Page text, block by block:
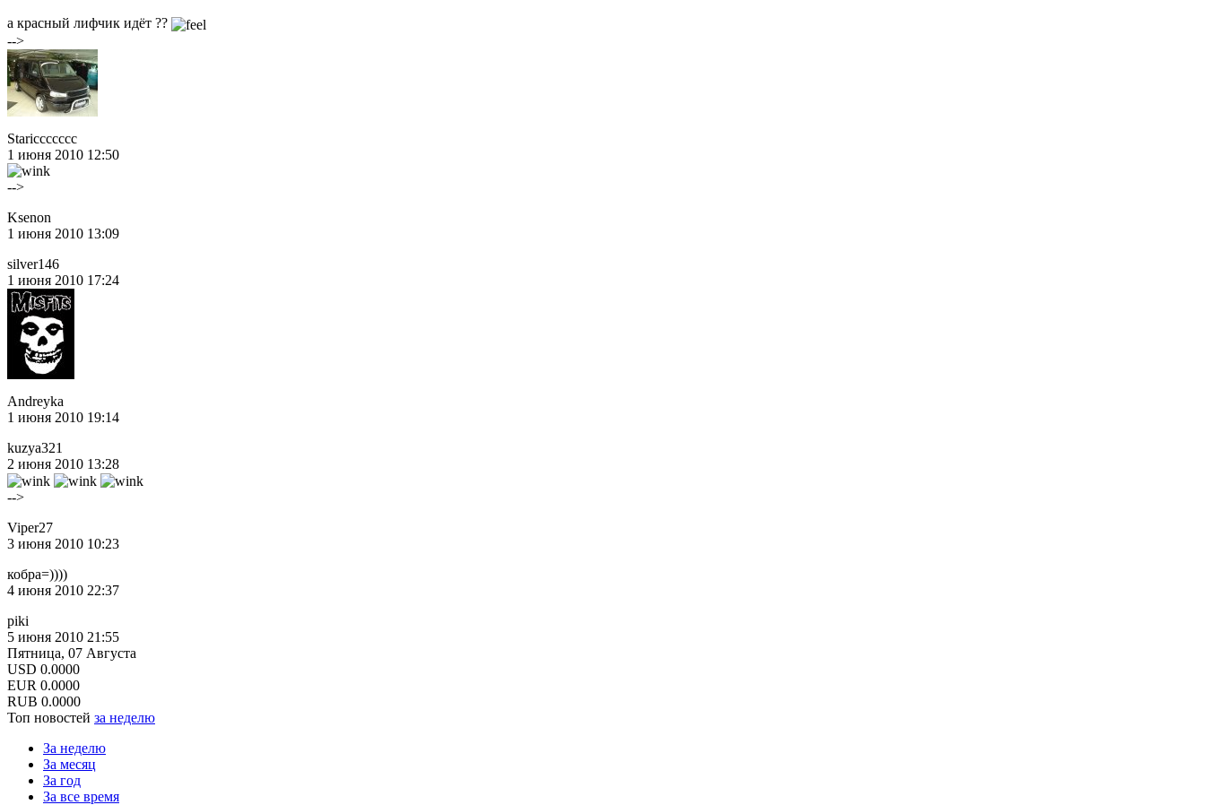
а красный лифчик идёт ??
-->
Stariccccccc
1 июня 2010 12:50
-->
Ksenon
1 июня 2010 13:09
silver146
1 июня 2010 17:24
Andreyka
1 июня 2010 19:14
kuzya321
2 июня 2010 13:28
-->
Viper27
3 июня 2010 10:23
кобра=))))
4 июня 2010 22:37
piki
5 июня 2010 21:55
Пятница, 07 Августа
USD 0.0000
EUR 0.0000
RUB 0.0000
Топ новостей за неделю
За неделю
За месяц
За год
За все время